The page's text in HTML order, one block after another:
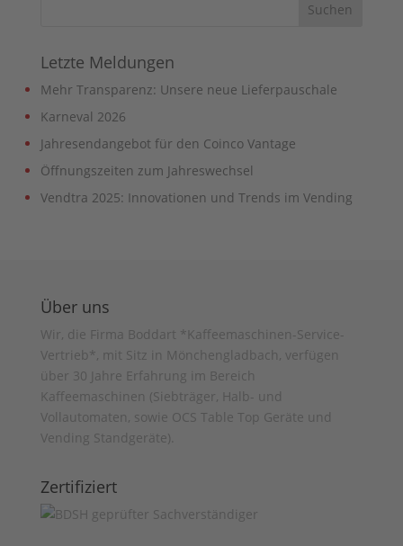
Letzte Meldungen
Mehr Transparenz: Unsere neue Lieferpauschale
Karneval 2026
Jahresendangebot für den Coinco Vantage
Öffnungszeiten zum Jahreswechsel
Vendtra 2025: Innovationen und Trends im Vending
Über uns
Wir, die Firma Boddart *Kaffeemaschinen-Service-
Vertrieb*, mit Sitz in Mönchengladbach, verfügen
über 30 Jahre Erfahrung im Bereich
Kaffeemaschinen (Siebträger, Halb- und
Vollautomaten, sowie OCS Table Top Geräte und
Vending Standgeräte).
Zertifiziert